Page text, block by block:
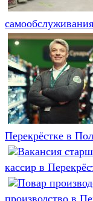
Перекрёстке в
кассир в
производство в